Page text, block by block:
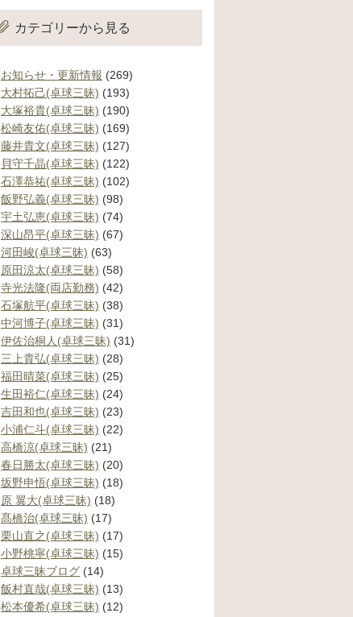
カテゴリーから見る
お知らせ・更新情報 (269)
大村拓己(卓球三昧) (193)
大塚裕貴(卓球三昧) (190)
松崎友佑(卓球三昧) (169)
藤井貴文(卓球三昧) (127)
貝守千晶(卓球三昧) (122)
石澤恭祐(卓球三昧) (102)
飯野弘義(卓球三昧) (98)
宇土弘恵(卓球三昧) (74)
深山昂平(卓球三昧) (67)
河田峻(卓球三昧) (63)
原田涼太(卓球三昧) (58)
寺光法隆(両店勤務) (42)
石塚航平(卓球三昧) (38)
中河博子(卓球三昧) (31)
伊佐治桐人(卓球三昧) (31)
三上貴弘(卓球三昧) (28)
福田晴菜(卓球三昧) (25)
生田裕仁(卓球三昧) (24)
吉田和也(卓球三昧) (23)
小浦仁斗(卓球三昧) (22)
高橋涼(卓球三昧) (21)
春日勝太(卓球三昧) (20)
坂野申悟(卓球三昧) (18)
原 翼大(卓球三昧) (18)
髙橋治(卓球三昧) (17)
栗山直之(卓球三昧) (17)
小野桃寧(卓球三昧) (15)
卓球三昧ブログ (14)
飯村直哉(卓球三昧) (13)
松本優希(卓球三昧) (12)